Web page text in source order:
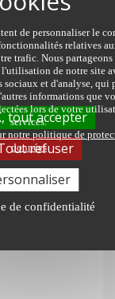
et de 14h à
de personnaliser le
relatives
trafic. Nous
de notre site
sociaux et d'analyse, qui
informations que
lors de votre
services.
notre politique de
données
tout accepter
refuser
de confidentialité